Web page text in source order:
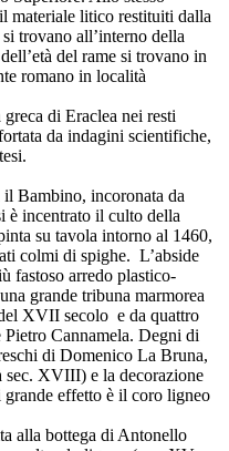
materiale litico restituiti dalla
trovano all’interno della
del rame si trovano in
romano in località
di Eraclea nei resti
da indagini scientifiche,
Bambino, incoronata da
è incentrato il culto della
su tavola intorno al 1460,
colmi di spighe. L’abside
fastoso arredo plastico-
grande tribuna marmorea
XVII secolo e da quattro
Pietro Cannamela. Degni di
di Domenico La Bruna,
sec. XVIII) e la decorazione
effetto è il coro ligneo
alla bottega di Antonello